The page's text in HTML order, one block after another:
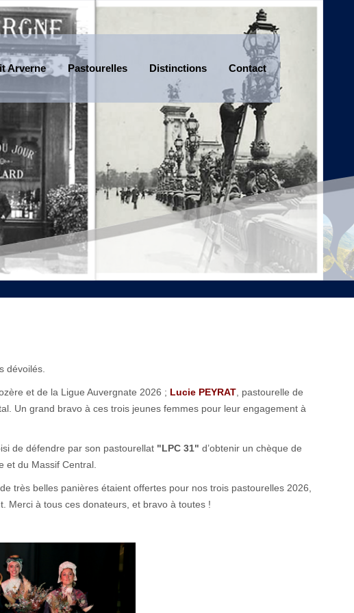
Arverne Pastourelles Distinctions Contact
dévoilés.
et de la Ligue Auvergnate 2026 ; Lucie PEYRAT , pastourelle de
Un grand bravo à ces trois jeunes femmes pour leur engagement à
de défendre par son pastourellat "LPC 31" d’obtenir un chèque de
et du Massif Central.
très belles panières étaient offertes pour nos trois pastourelles 2026,
Merci à tous ces donateurs, et bravo à toutes !